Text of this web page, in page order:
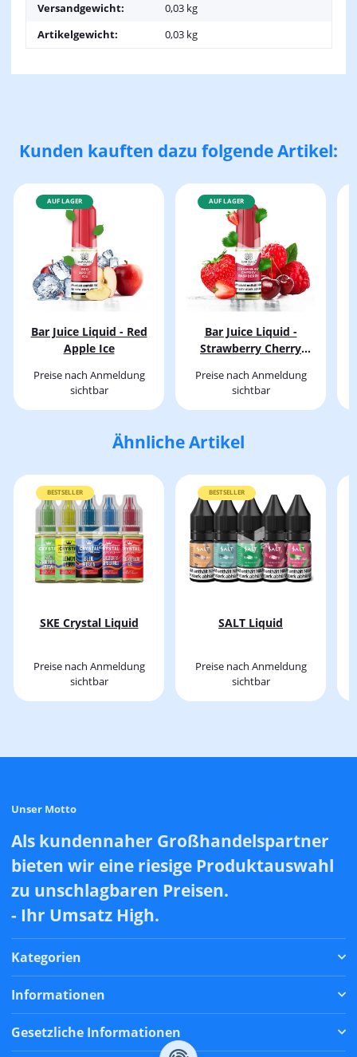
Versandgewicht:
0,03 kg
Artikelgewicht:
0,03 kg
Kunden kauften dazu folgende Artikel:
AUF LAGER
Bar Juice Liquid - Red
Apple Ice
Preise nach Anmeldung
sichtbar
AUF LAGER
Bar Juice Liquid -
Strawberry Cherry
Preise nach Anmeldung
sichtbar
Ähnliche Artikel
BESTSELLER
SKE Crystal Liquid
Preise nach Anmeldung
sichtbar
BESTSELLER
SALT Liquid
Preise nach Anmeldung
sichtbar
Unser Motto
Als kundennaher Großhandelspartner
bieten wir eine riesige Produktauswahl
zu unschlagbaren Preisen.
- Ihr Umsatz High.
Kategorien
Informationen
Gesetzliche Informationen